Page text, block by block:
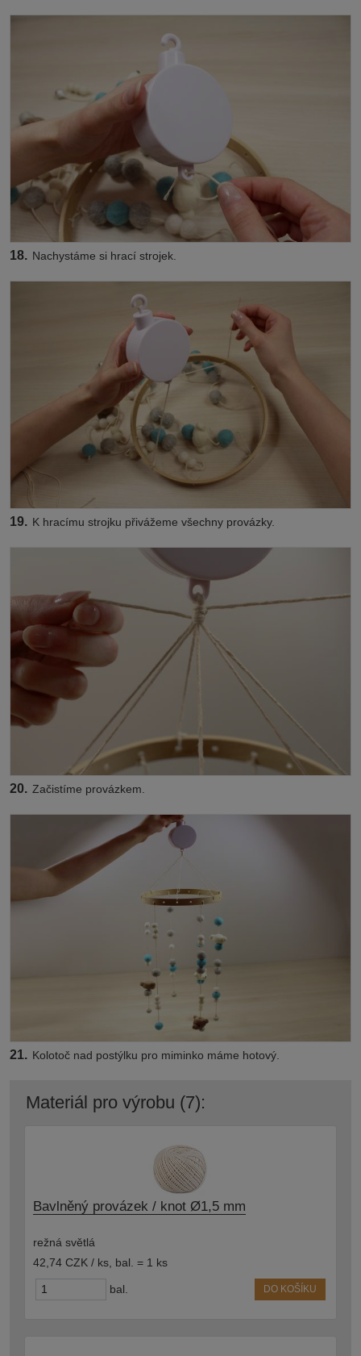
18. Nachystáme si hrací strojek.
19. K hracímu strojku přivážeme všechny provázky.
20. Začistíme provázkem.
21. Kolotoč nad postýlku pro miminko máme hotový.
Materiál pro výrobu (7):
Bavlněný provázek / knot Ø1,5 mm
režná světlá
42,74 CZK / ks bal. = 1 ks
bal. DO KOŠÍKU